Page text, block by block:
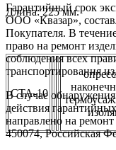
Длина: 225 мм.
СТА-10
Гарантийный срок
ООО «Квазар»,
Покупателя. В
право на ремонт
соблюдения всех
транспортирования
В случае
действия
направлено на
450074, Российская